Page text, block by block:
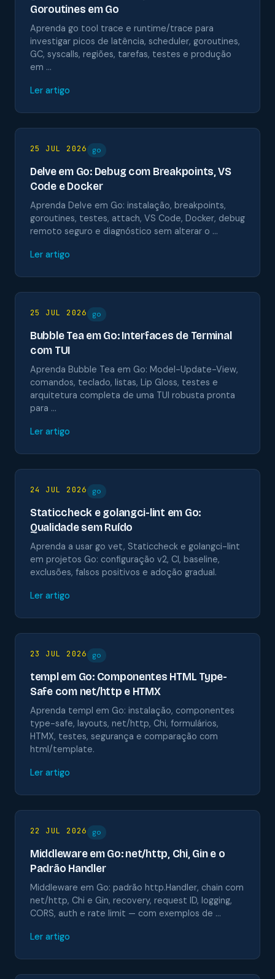
Goroutines em Go
Aprenda go tool trace e runtime/trace para
investigar picos de latência, scheduler, goroutines,
GC, syscalls, regiões, tarefas, testes e produção
em …
Ler artigo
25 JUL 2026 go
Delve em Go: Debug com Breakpoints, VS
Code e Docker
Aprenda Delve em Go: instalação, breakpoints,
goroutines, testes, attach, VS Code, Docker, debug
remoto seguro e diagnóstico sem alterar o …
Ler artigo
25 JUL 2026 go
Bubble Tea em Go: Interfaces de Terminal
com TUI
Aprenda Bubble Tea em Go: Model-Update-View,
comandos, teclado, listas, Lip Gloss, testes e
arquitetura completa de uma TUI robusta pronta
para …
Ler artigo
24 JUL 2026 go
Staticcheck e golangci-lint em Go:
Qualidade sem Ruído
Aprenda a usar go vet, Staticcheck e golangci-lint
em projetos Go: configuração v2, CI, baseline,
exclusões, falsos positivos e adoção gradual.
Ler artigo
23 JUL 2026 go
templ em Go: Componentes HTML Type-
Safe com net/http e HTMX
Aprenda templ em Go: instalação, componentes
type-safe, layouts, net/http, Chi, formulários,
HTMX, testes, segurança e comparação com
html/template.
Ler artigo
22 JUL 2026 go
Middleware em Go: net/http, Chi, Gin e o
Padrão Handler
Middleware em Go: padrão http.Handler, chain com
net/http, Chi e Gin, recovery, request ID, logging,
CORS, auth e rate limit — com exemplos de …
Ler artigo